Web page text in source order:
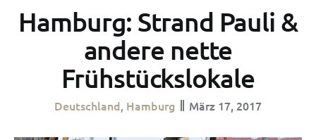
Hamburg: Strand Pauli &
andere nette
Frühstückslokale
Deutschland Hamburg März 17, 2017